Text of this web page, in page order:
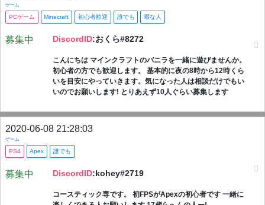
ゲーム
PCゲーム Minecraft 初心者歓迎 誰でも 暇な人
募集中 DiscordID:おくら#8272
こんにちは マインクラフトのバニラを一緒に遊びませんか。
初心者の方でも歓迎します。 基本的に夜の8時から12時くら
いを目安にやっていきます。気になった人は相談だけでもい
いのでお願いします! とりあえず10人ぐらい募集します
2020-06-08 21:28:03
ゲーム
PS4 Apex 誰でも
募集中 DiscordID:kohey#2719
コースティック専です。 初FPSがApexの初心者です 一緒に